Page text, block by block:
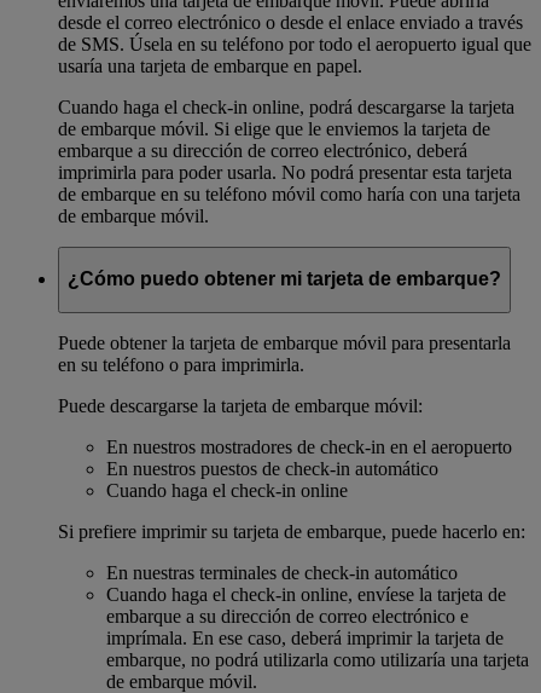
desde el correo electrónico o desde el enlace enviado a través
de SMS. Úsela en su teléfono por todo el aeropuerto igual que
usaría una tarjeta de embarque en papel.
Cuando haga el check-in online, podrá descargarse la tarjeta
de embarque móvil. Si elige que le enviemos la tarjeta de
embarque a su dirección de correo electrónico, deberá
imprimirla para poder usarla. No podrá presentar esta tarjeta
de embarque en su teléfono móvil como haría con una tarjeta
de embarque móvil.
¿Cómo puedo obtener mi tarjeta de embarque?
Puede obtener la tarjeta de embarque móvil para presentarla
en su teléfono o para imprimirla.
Puede descargarse la tarjeta de embarque móvil:
En nuestros mostradores de check-in en el aeropuerto
En nuestros puestos de check-in automático
Cuando haga el check-in online
Si prefiere imprimir su tarjeta de embarque, puede hacerlo en:
En nuestras terminales de check-in automático
Cuando haga el check-in online, envíese la tarjeta de
embarque a su dirección de correo electrónico e
imprímala. En ese caso, deberá imprimir la tarjeta de
embarque, no podrá utilizarla como utilizaría una tarjeta
de embarque móvil.